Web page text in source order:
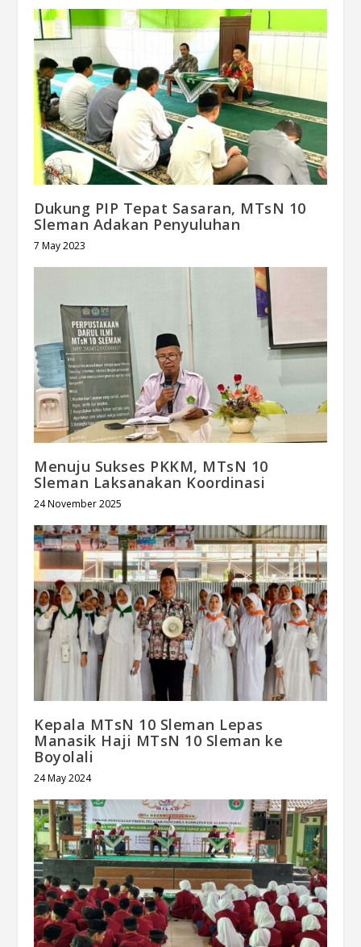
Dukung PIP Tepat Sasaran, MTsN 10
Sleman Adakan Penyuluhan
7 May 2023
Menuju Sukses PKKM, MTsN 10
Sleman Laksanakan Koordinasi
24 November 2025
Kepala MTsN 10 Sleman Lepas
Manasik Haji MTsN 10 Sleman ke
Boyolali
24 May 2024